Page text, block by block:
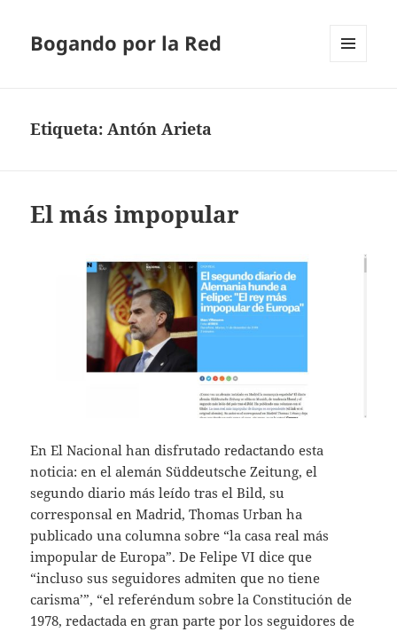
Bogando por la Red
Etiqueta:Antón Arieta
El más impopular
En El Nacional han disfrutado redactando esta
noticia: en el alemán Süddeutsche Zeitung, el
segundo diario más leído tras el Bild, su
corresponsal en Madrid, Thomas Urban ha
publicado una columna sobre “la casa real más
impopular de Europa”. De Felipe VI dice que
“incluso sus seguidores admiten que no tiene
carisma’”, “el referéndum sobre la Constitución de
1978, redactada en gran parte por los seguidores de